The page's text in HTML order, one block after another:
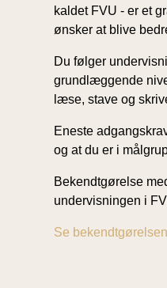
kaldet FVU - er et
ønsker at blive
Du følger
grundlæggende
læse, stave og
Eneste
og at du er i
Bekendtgørelse
undervisningen i
Se bekendtgørelsen